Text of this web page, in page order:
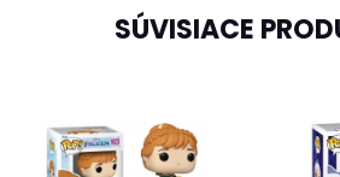
SÚVISIACE